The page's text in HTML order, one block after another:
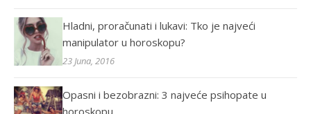
Hladni, proračunati i lukavi: Tko je najveći
manipulator u horoskopu?
23 Juna, 2016
Opasni i bezobrazni: 3 najveće psihopate u
horoskopu